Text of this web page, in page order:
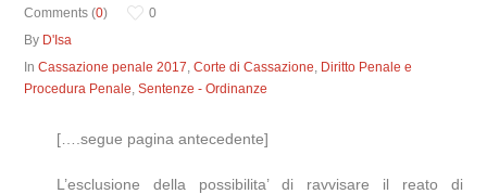
Comments (0)
0
By D'Isa
InCassazione penale 2017,Corte di Cassazione, Diritto Penale e
Procedura Penale,Sentenze - Ordinanze
[….segue pagina antecedente]
L’esclusione della possibilita’ di ravvisare il reato di